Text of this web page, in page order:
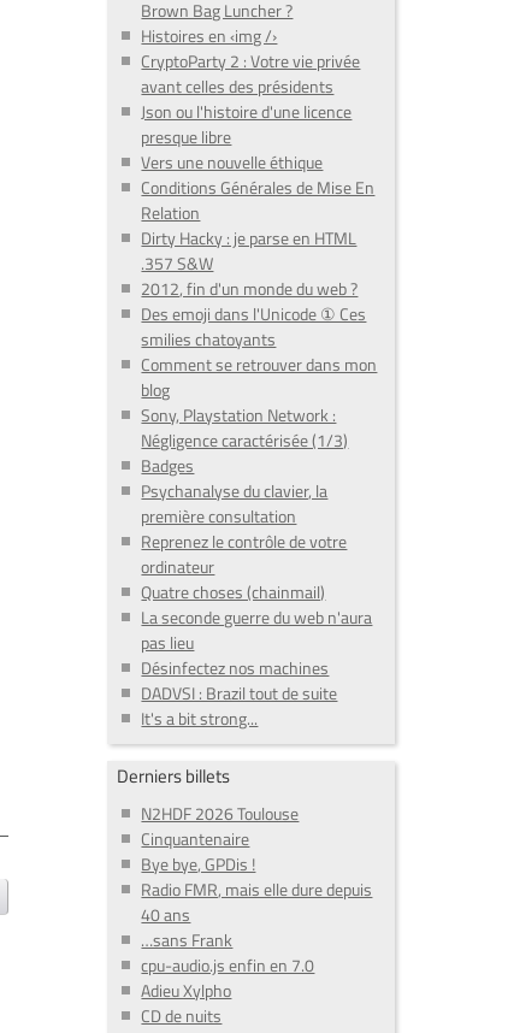
Brown Bag Luncher ?
Histoires en ‹img /›
CryptoParty 2 : Votre vie privée
avant celles des présidents
Json ou l'histoire d'une licence
presque libre
Vers une nouvelle éthique
Conditions Générales de Mise En
Relation
Dirty Hacky : je parse en HTML
.357 S&W
2012, fin d'un monde du web ?
Des emoji dans l'Unicode ① Ces
smilies chatoyants
Comment se retrouver dans mon
blog
Sony, Playstation Network :
Négligence caractérisée (1/3)
Badges
Psychanalyse du clavier, la
première consultation
Reprenez le contrôle de votre
ordinateur
Quatre choses (chainmail)
La seconde guerre du web n'aura
pas lieu
Désinfectez nos machines
DADVSI : Brazil tout de suite
It's a bit strong...
Derniers billets
N2HDF 2026 Toulouse
Cinquantenaire
Bye bye, GPDis !
Radio FMR, mais elle dure depuis
40 ans
…sans Frank
cpu-audio.js enfin en 7.0
Adieu Xylpho
CD de nuits